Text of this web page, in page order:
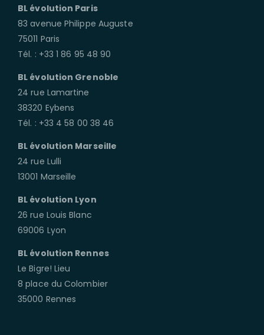
BL évolution Paris
83 avenue Philippe Auguste
75011 Paris
Tél. : +33 1 86 95 48 90
BL évolution Grenoble
24 rue Lamartine
38320 Eybens
Tél. : +33 4 58 00 38 46
BL évolution Marseille
24 rue Lulli
13001 Marseille
BL évolution Lyon
26 rue Louis Blanc
69006 Lyon
BL évolution Rennes
Le Bigre! Lieu
8 place du Colombier
35000 Rennes